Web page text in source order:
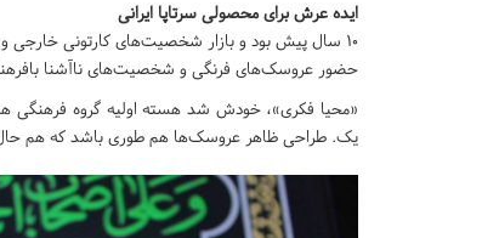
ایده عرش برای محصولی سرتاپا ایرانی
۱۰ سال پیش بود و بازار شخصیت‌های کارتونی خارجی و سلبریتی‌های پر زرق‌وبرق انیمیشن‌ها برای دخترک‌ها و پسرک‌های دهه نودی داغ داغ.
حضور عروسک‌های فرنگی و شخصیت‌های ناآشنا
«محیا فکری»، خودش شد هسته اولیه گروه فرهنگی
یک. طراحی ظاهر عروسک‌ها هم طوری باشد که هم